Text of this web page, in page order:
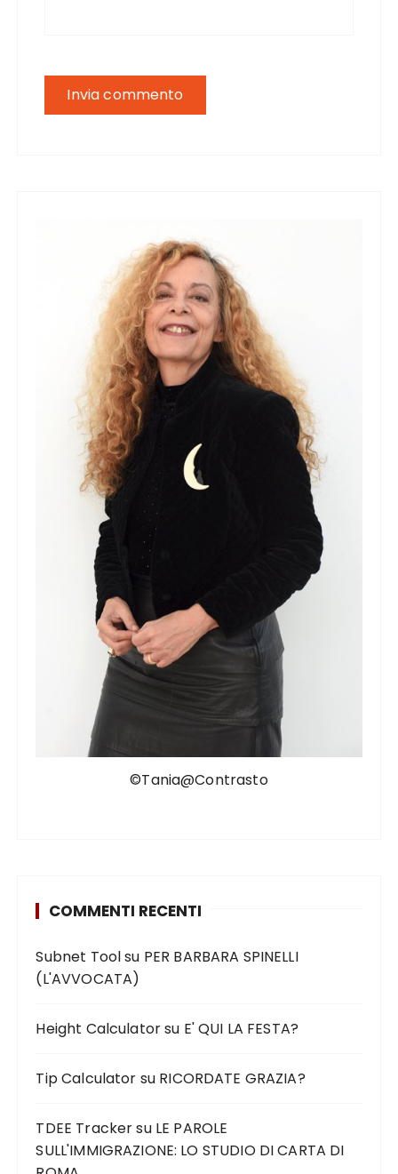
©Tania@Contrasto
COMMENTI RECENTI
Subnet Toolsu PER BARBARA SPINELLI
(L'AVVOCATA)
Height Calculatorsu E' QUI LA FESTA?
Tip Calculator su RICORDATE GRAZIA?
TDEE Trackersu LE PAROLE
SULL'IMMIGRAZIONE: LO STUDIO DI CARTA DI